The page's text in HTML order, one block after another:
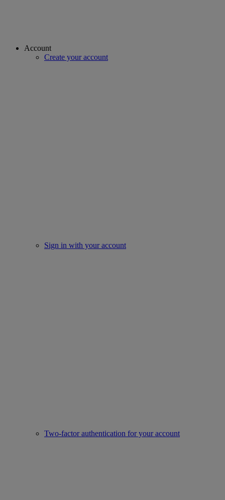
Account
Create your account
Sign in with your account
Two-factor authentication for your account